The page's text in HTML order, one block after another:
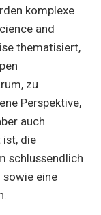
komplexe
and
thematisiert,
zu
Perspektive,
auch
die
schlussendlich
sowie eine